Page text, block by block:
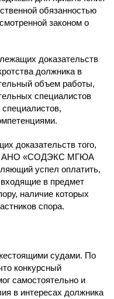
обязанностью
законом о
доказательств
должника в
объем работы,
специалистов
доказательств того,
АНО «СОДЭКС МГЮА
успел оплатить,
в предмет
наличие которых
спора.
судами. По
конкурсный
самостоятельно и
в интересах должника